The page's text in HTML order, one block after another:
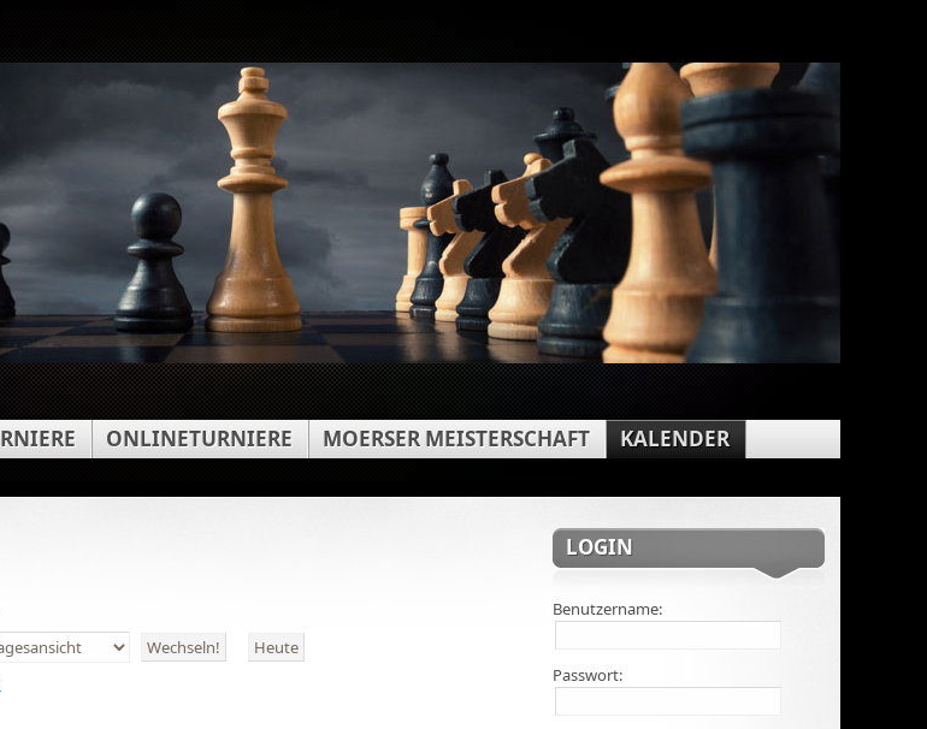
ONLINETURNIERE MOERSER MEISTERSCHAFT KALENDER
LOGIN
Benutzername:
Passwort: